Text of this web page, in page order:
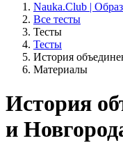
Nauka.Club |
Все тесты
Тесты
Тесты
История
Материалы
История
и